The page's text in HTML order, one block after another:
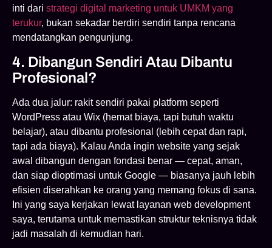
inti dari strategi digital marketing untuk UMKM yang
terukur, bukan sekadar berdiri sendiri tanpa rencana
mendatangkan pengunjung.
4. Dibangun Sendiri Atau Dibantu
Profesional?
Ada dua jalur: rakit sendiri pakai platform seperti
WordPress atau Wix (hemat biaya, tapi butuh waktu
belajar), atau dibantu profesional (lebih cepat dan rapi,
tapi ada biaya). Kalau Anda ingin website yang sejak
awal dibangun dengan fondasi benar — cepat, aman,
dan siap dioptimasi untuk Google — biasanya jauh lebih
efisien diserahkan ke orang yang memang fokus di sana.
Ini yang saya kerjakan lewat layanan web development
saya, terutama untuk memastikan struktur teknisnya tidak
jadi masalah di kemudian hari.